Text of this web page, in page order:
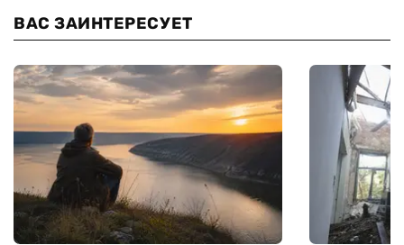
ВАС ЗАИНТЕРЕСУЕТ